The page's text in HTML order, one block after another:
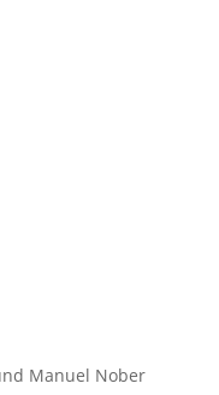
Manuel Nober